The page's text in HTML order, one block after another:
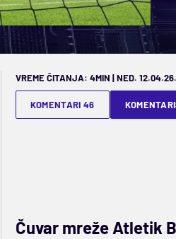
VREME ČITANJA: 4MIN | NED.
KOMENTARI 46
Čuvar mreže Atletik